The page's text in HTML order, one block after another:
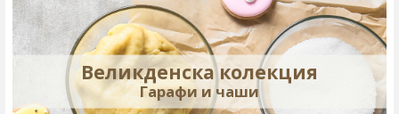
Великденска колекция
Гарафи и чаши